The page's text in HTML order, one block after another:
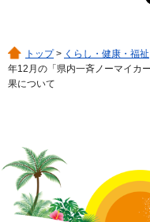
トップ> くらし・健康・福祉
年12月の「県内一斉ノーマイカ
果について